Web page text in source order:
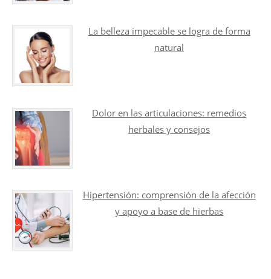
La belleza impecable se logra de forma
natural
Dolor en las articulaciones: remedios
herbales y consejos
Hipertensión: comprensión de la afección
y apoyo a base de hierbas